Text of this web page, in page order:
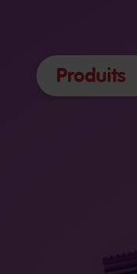
Produits